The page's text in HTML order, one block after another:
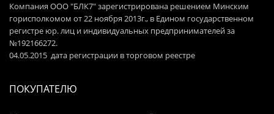
Компания ООО "БЛК7" зарегистрирована решением Минским
горисполкомом от 22 ноября 2013г., в Едином государственном
регистре юр. лиц и индивидуальных предпринимателей за
№192166272.
04.05.2015 дата регистрации в торговом реестре
ПОКУПАТЕЛЮ